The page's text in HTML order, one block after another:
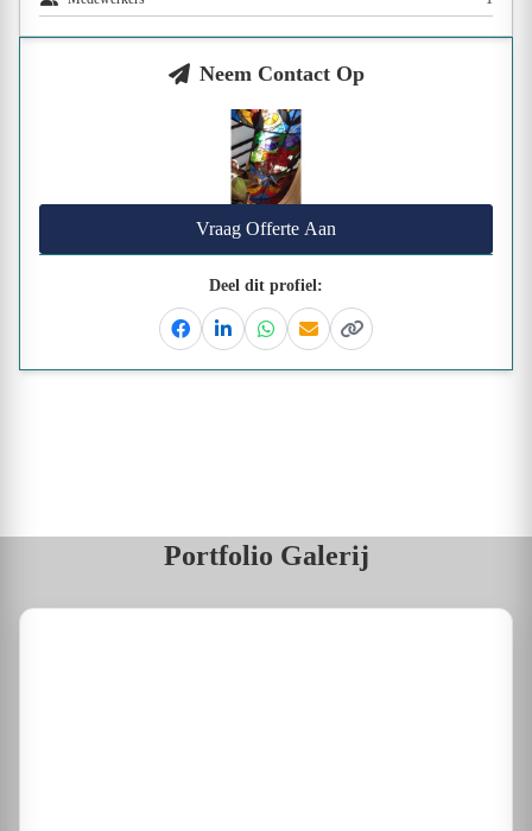
Neem Contact Op
Vraag Offerte Aan
Deel dit profiel:
FacebookLinkedinWhatsapp
EmailKopieer link
Portfolio Galerij